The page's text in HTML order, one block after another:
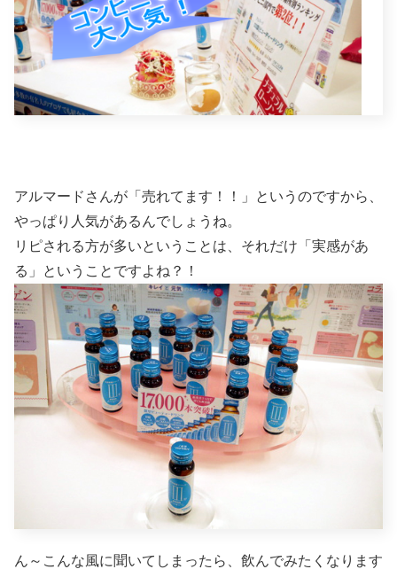
アルマードさんが「売れてます！！」というのですから、
やっぱり人気があるんでしょうね。
リピされる方が多いということは、それだけ「実感があ
る」ということですよね？！
ん～こんな風に聞いてしまったら、飲んでみたくなります